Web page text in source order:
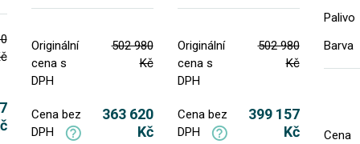
Originální
cena s
DPH
502 980
Kč
Cena bez
DPH
363 620
Kč
Originální
cena s
DPH
502 980
Kč
Cena bez
DPH
399 157
Kč
Palivo
Barva
Cena